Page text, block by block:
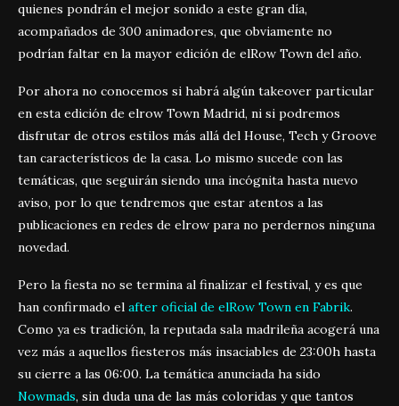
quienes pondrán el mejor sonido a este gran día,
acompañados de 300 animadores, que obviamente no
podrían faltar en la mayor edición de elRow Town del año.
Por ahora no conocemos si habrá algún takeover particular
en esta edición de elrow Town Madrid, ni si podremos
disfrutar de otros estilos más allá del House, Tech y Groove
tan característicos de la casa. Lo mismo sucede con las
temáticas, que seguirán siendo una incógnita hasta nuevo
aviso, por lo que tendremos que estar atentos a las
publicaciones en redes de elrow para no perdernos ninguna
novedad.
Pero la fiesta no se termina al finalizar el festival, y es que
han confirmado el after oficial de elRow Town en Fabrik.
Como ya es tradición, la reputada sala madrileña acogerá una
vez más a aquellos fiesteros más insaciables de 23:00h hasta
su cierre a las 06:00. La temática anunciada ha sido
Nowmads, sin duda una de las más coloridas y que tantos